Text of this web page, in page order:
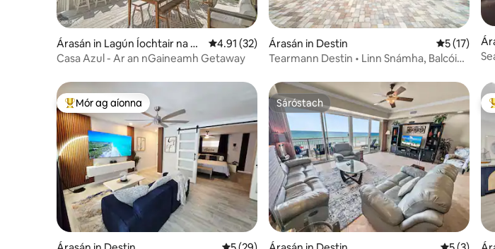
Árasán in Lagún Íochtair na Gr
and
Meánrátáil 4.91 as 5, 32 léirmheas
4.91 (32)
Casa Azul - Ar an nGaineamh Getaway
Árasán in Destin Meánrátáil 5
5 (17)
Tearmann Destin • Linn Snámha, Balcóin
An-mhór ag aíonna
Mór ag aíonna Sáróstach
Sáróstach